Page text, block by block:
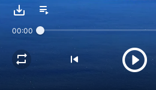
“o mais alto de todos os
II
A busca das
00:00